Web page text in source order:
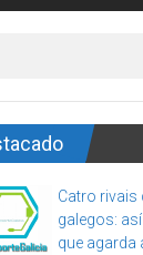
Catro rivais
galegos:
que agarda